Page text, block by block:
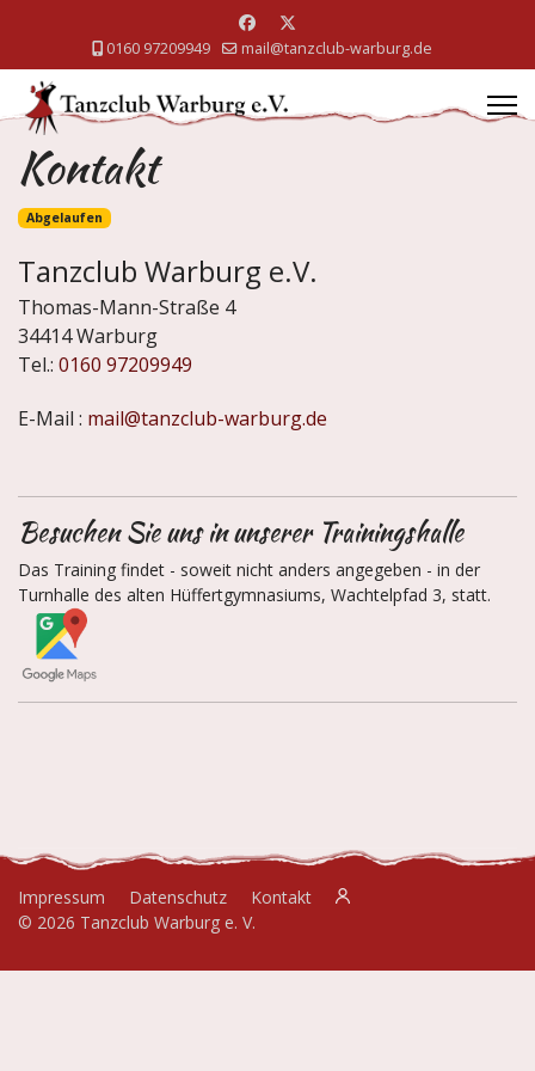
0160 97209949 mail@tanzclub-warburg.de
Kontakt
Abgelaufen
Tanzclub Warburg e.V.
Thomas-Mann-Straße 4
34414 Warburg
Tel.: 0160 97209949
E-Mail : mail@tanzclub-warburg.de
Besuchen Sie uns in unserer Trainingshalle
Das Training findet - soweit nicht anders angegeben - in der
Turnhalle des alten Hüffertgymnasiums, Wachtelpfad 3, statt.
Impressum Datenschutz
Kontakt
© 2026 Tanzclub Warburg e. V.